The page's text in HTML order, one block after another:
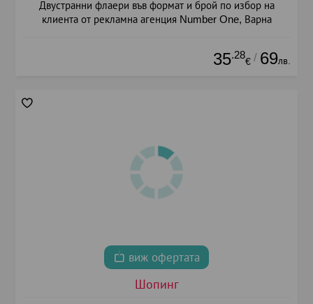
Двустранни флаери във формат и брой по избор на
клиента от рекламна агенция Number One, Варна
35.28
€ / 69лв.
виж офертата
Шопинг